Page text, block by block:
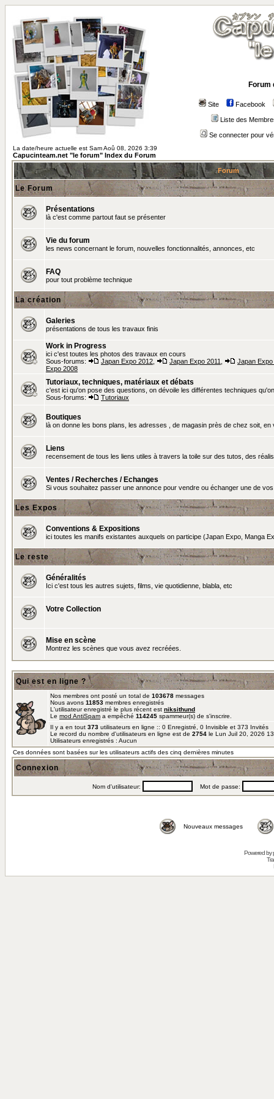
Forum
Site Facebook
Liste des
Se connecter pour
La date/heure actuelle est Sam Aoû 08, 2026 3:39
Capucinteam.net "le forum" Index du Forum
Forum
Le Forum
Présentations
là c'est comme partout faut se présenter
Vie du forum
les news concernant le forum, nouvelles fonctionnalités, annonces, etc
FAQ
pour tout problème technique
La création
Galeries
présentations de tous les travaux finis
Work in Progress
ici c'est toutes les photos des travaux en cours
Sous-forums:
Japan Expo 2012 Japan Expo 2011
Japan Expo
Expo 2008
Tutoriaux, techniques, matériaux et débats
c'est ici qu'on pose des questions, on dévoile les différentes techniques
Sous-forums:
Tutoriaux
Boutiques
là on donne les bons plans, les adresses , de magasin près de chez soit, en
Liens
recensement de tous les liens utiles à travers la toile sur des tutos, des
Ventes / Recherches / Echanges
Si vous souhaitez passer une annonce pour vendre ou échanger une de
Les Expos
Conventions & Expositions
ici toutes les manifs existantes auxquels on participe (Japan Expo, Manga
Le reste
Généralités
Ici c'est tous les autres sujets, films, vie quotidienne, blabla, etc
Votre Collection
Mise en scène
Montrez les scènes que vous avez recréées.
Qui est en ligne ?
Nos membres ont posté un total de 103678 messages
Nous avons 11853 membres enregistrés
L'utilisateur enregistré le plus récent est niksithund
Le mod AntiSpam a empêché 114245 spammeur(s) de s'inscrire.
Il y a en tout 373 utilisateurs en ligne :: 0 Enregistré, 0 Invisible et 373
Le record du nombre d'utilisateurs en ligne est de 2754 le Lun Juil 20, 2026
Utilisateurs enregistrés : Aucun
Ces données sont basées sur les utilisateurs actifs des cinq dernières minutes
Connexion
Nom d'utilisateur: Mot de passe:
Nouveaux messages
Powered by